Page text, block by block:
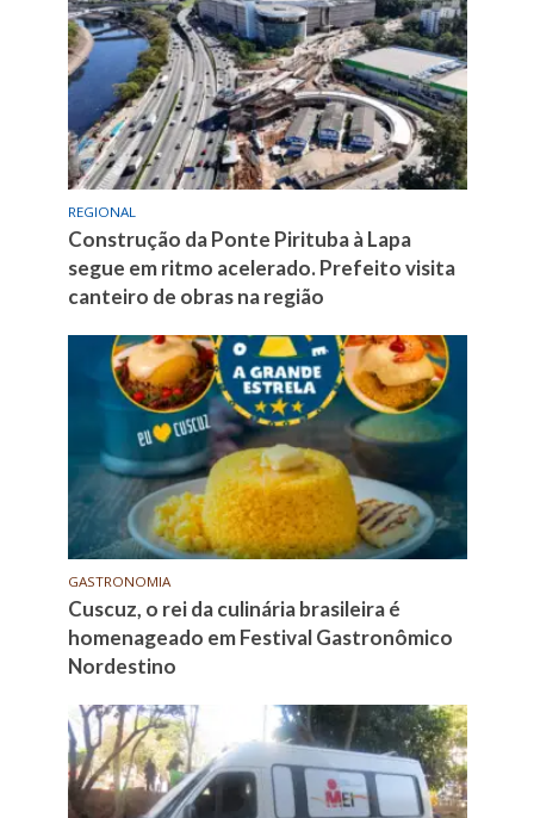
REGIONAL
Construção da Ponte Pirituba à Lapa
segue em ritmo acelerado. Prefeito visita
canteiro de obras na região
GASTRONOMIA
Cuscuz, o rei da culinária brasileira é
homenageado em Festival Gastronômico
Nordestino